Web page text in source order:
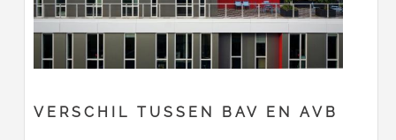
VERSCHIL TUSSEN BAV EN AVB